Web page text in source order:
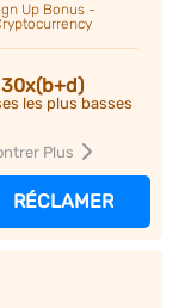
Up Bonus -
30x(b+d)
les plus basses
Plus
RÉCLAMER